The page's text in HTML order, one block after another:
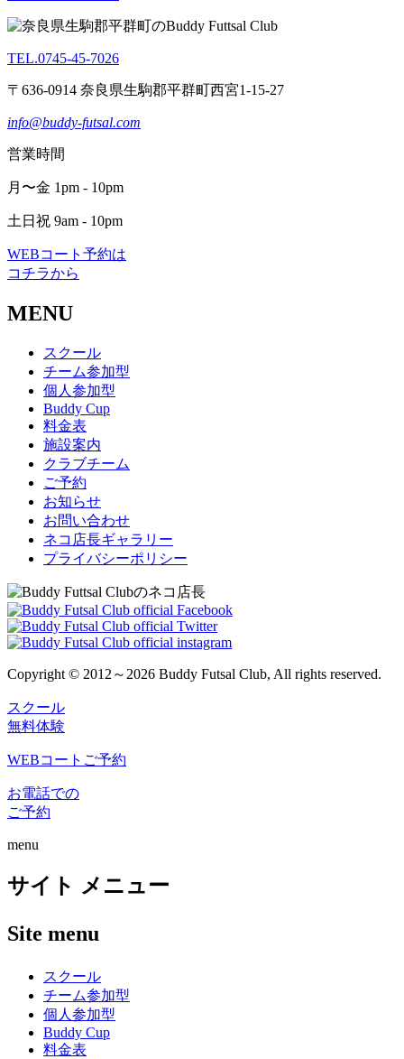
TEL.0745-45-7026
〒636-0914 奈良県生駒郡平群町西宮1-15-27
info@buddy-futsal.com
営業時間
月〜金 1pm - 10pm
土日祝 9am - 10pm
WEBコート予約は
コチラから
MENU
スクール
チーム参加型
個人参加型
Buddy Cup
料金表
施設案内
クラブチーム
ご予約
お知らせ
お問い合わせ
ネコ店長ギャラリー
プライバシーポリシー
Copyright © 2012～2026 Buddy Futsal Club, All rights reserved.
スクール
無料体験
WEBコートご予約
お電話での
ご予約
menu
サイト メニュー
Site menu
スクール
チーム参加型
個人参加型
Buddy Cup
料金表